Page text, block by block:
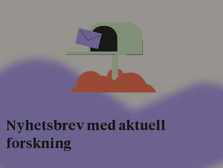
Nyhetsbrev med aktuell
forskning